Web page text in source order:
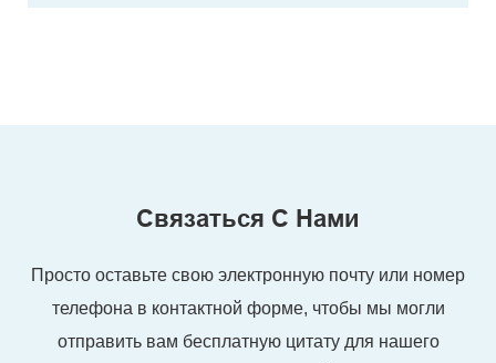
Связаться С Нами
Просто оставьте свою электронную почту или номер
телефона в контактной форме, чтобы мы могли
отправить вам бесплатную цитату для нашего